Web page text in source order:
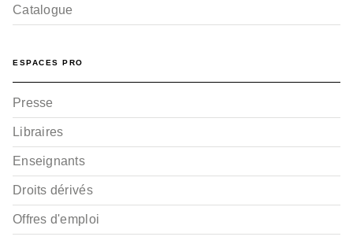
Catalogue
ESPACES PRO
Presse
Libraires
Enseignants
Droits dérivés
Offres d'emploi